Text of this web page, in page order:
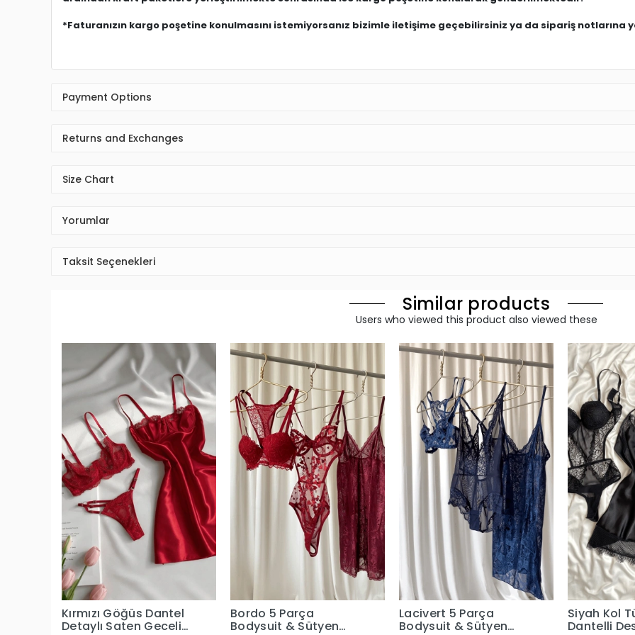
*Faturanızın kargo poşetine konulmasını istemiyorsanız bizimle iletişime geçebilirsiniz ya da sipariş notlarına
Payment Options
Returns and Exchanges
Size Chart
Yorumlar
Taksit Seçenekleri
Similar products
Users who viewed this product also viewed these
Kırmızı Göğüs Dantel
Detaylı Saten Gecelik
Bordo 5 Parça
Bodysuit & Sütyen
Lacivert 5 Parça
Bodysuit & Sütyen
Siyah Kol
Dantelli